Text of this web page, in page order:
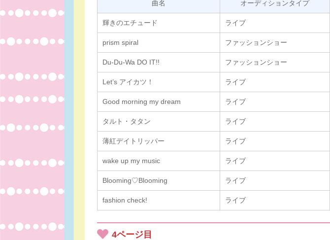
曲名 オーディションタイプ
輝きのエチュード ライブ
prism spiral ファッションショー
Du-Du-Wa DO IT!! ファッションショー
Let’s アイカツ！ ライブ
Good morning my dream ライブ
タルト・タタン ライブ
薄紅デイトリッパー ライブ
wake up my music ライブ
Blooming♡Blooming ライブ
fashion check! ライブ
4ページ目